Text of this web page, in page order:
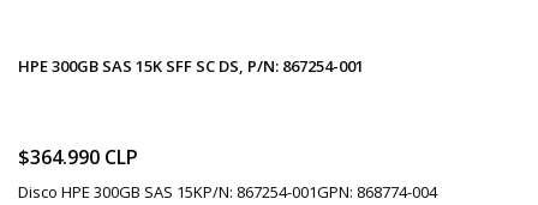
HPE 300GB SAS 15K SFF SC DS, P/N: 867254-001
$364.990 CLP
Disco HPE 300GB SAS 15KP/N: 867254-001GPN: 868774-004